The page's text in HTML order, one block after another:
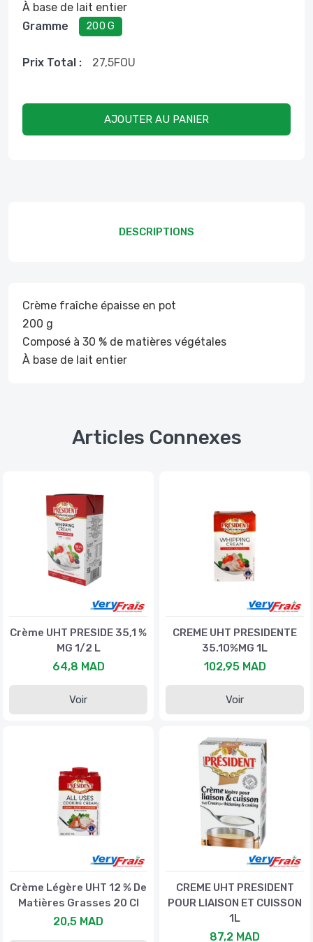
À base de lait entier
Gramme
200 G
Prix ​​total : 27,5FOU
AJOUTER AU PANIER
DESCRIPTIONS
Crème fraîche épaisse en pot
200 g
Composé à 30 % de matières végétales
À base de lait entier
Articles Connexes
Crème UHT PRESIDE 35,1 %
MG 1/2 L
64,8 MAD
Voir
CREME UHT PRESIDENTE
35.10%MG 1L
102,95 MAD
Voir
Crème Légère UHT 12 % De
Matières Grasses 20 Cl
20,5 MAD
CREME UHT PRESIDENT
POUR LIAISON ET CUISSON
1L
87,2 MAD